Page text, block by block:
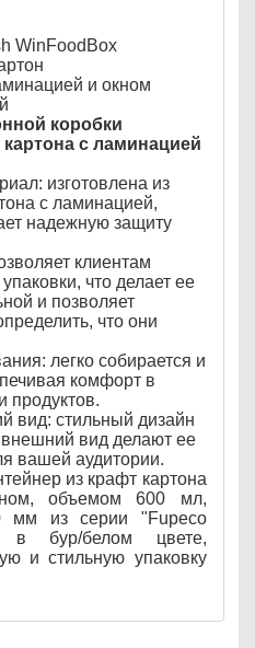
WinFoodBox
и окном
коробки
с ламинацией
изготовлена из
с ламинацией,
надежную защиту
клиентам
что делает ее
и позволяет
что они
легко собирается и
комфорт в
продуктов.
вид: стильный дизайн
вид делают ее
вашей аудитории.
из крафт картона
объемом 600 мл,
мм из серии "Fupeco
в бур/белом цвете,
и стильную упаковку